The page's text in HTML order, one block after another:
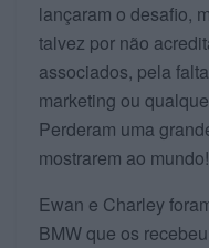
lançaram o desafio,
talvez por não
associados, pela
marketing ou
Perderam uma
mostrarem ao mundo!
Ewan e Charley
BMW que os